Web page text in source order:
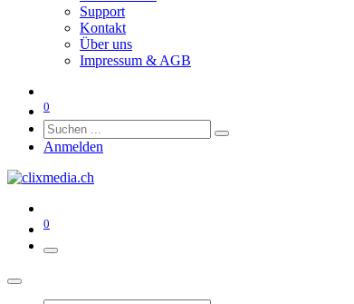
Support
Kontakt
Über uns
Impressum & AGB
0
Anmelden
0